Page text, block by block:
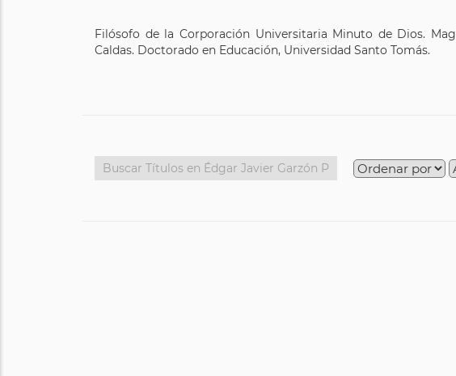
Filósofo de la Corporación Universitaria Minuto de Dios.
Caldas. Doctorado en Educación, Universidad Santo Tomás.